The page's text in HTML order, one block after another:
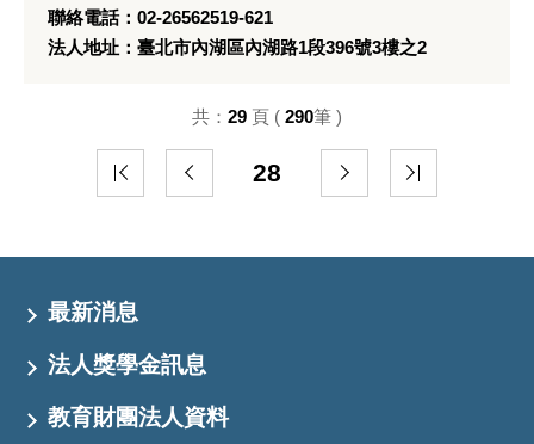
聯絡電話：02-26562519-621
法人地址：臺北市內湖區內湖路1段396號3樓之2
28
共： 29 頁 ( 290筆 )
最新消息
法人獎學金訊息
教育財團法人資料